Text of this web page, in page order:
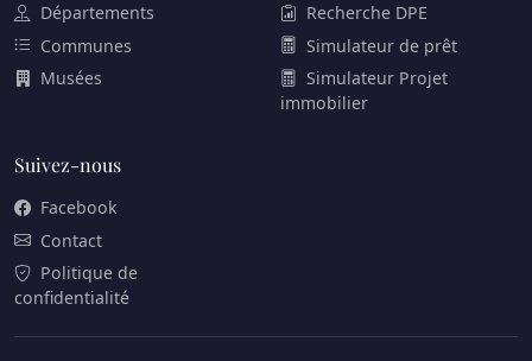
Départements
Communes
Musées
Recherche DPE
Simulateur de prêt
Simulateur Projet
immobilier
Suivez-nous
Facebook
Contact
Politique de
confidentialité